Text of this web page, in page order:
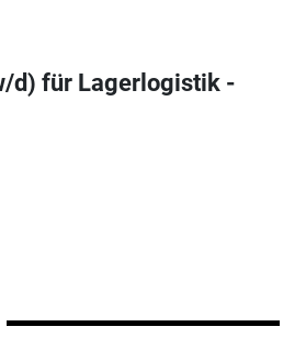
d) für Lagerlogistik -